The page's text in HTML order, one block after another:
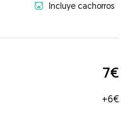
Incluye cachorros
7€
+6€